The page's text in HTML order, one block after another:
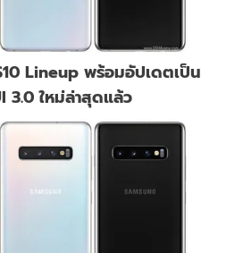
Lineup พร้อมอัปเดตเป็น
3.0 ใหม่ล่าสุดแล้ว